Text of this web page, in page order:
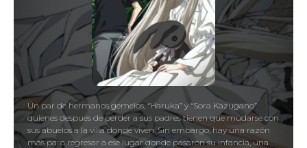
Un par de hermanos gemelos, “Haruka” y “Sora Kazugano”
quienes después de perder a sus padres tienen que mudarse con
sus abuelos a la villa donde viven. Sin embargo, hay una razón
más para regresar a ese lugar donde pasaron su infancia, una